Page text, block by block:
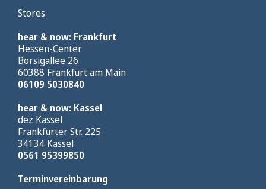
Stores
hear & now: Frankfurt
Hessen-Center
Borsigallee 26
60388 Frankfurt am Main
06109 5030840
hear & now: Kassel
dez Kassel
Frankfurter Str. 225
34134 Kassel
0561 95399850
Terminvereinbarung